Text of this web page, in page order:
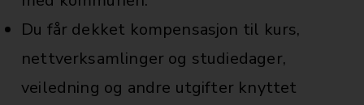
Du får dekket kompensasjon til kurs,
nettverksamlinger og studiedager,
veiledning og andre utgifter knyttet